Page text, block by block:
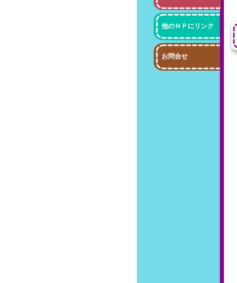
他のＨＰにリンク
お問合せ